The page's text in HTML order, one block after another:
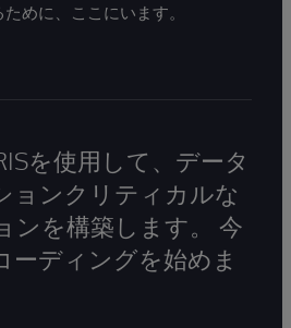
めに、ここにいます。
を使用して、データ
ョンクリティカルな
ンを構築します。 今
ーディングを始めま